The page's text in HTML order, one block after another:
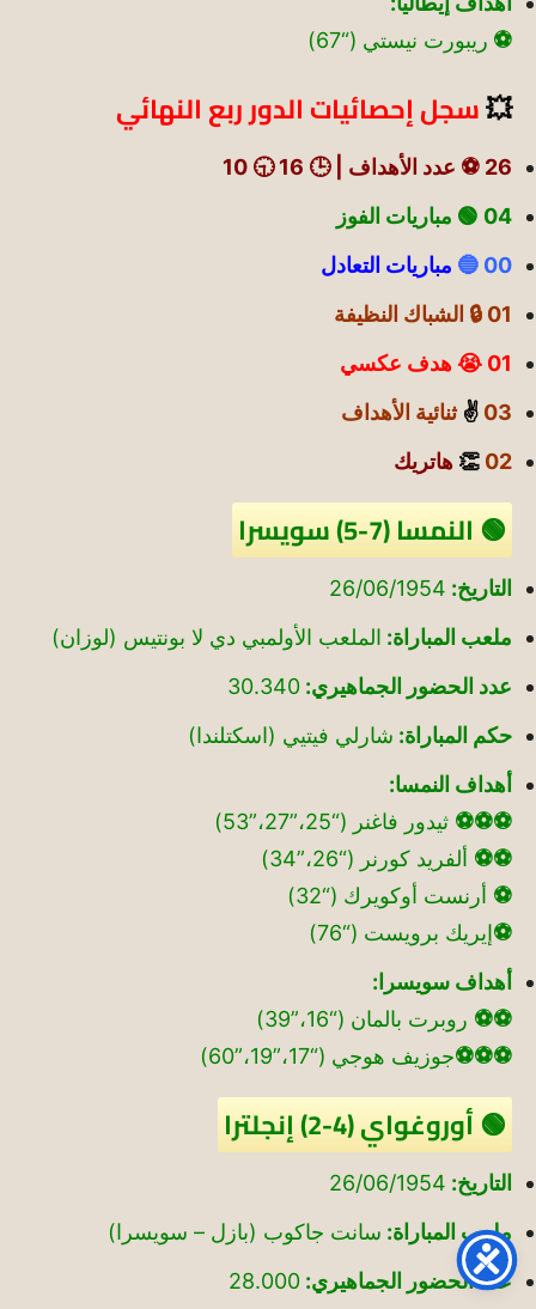
⚽ ريبورت نيستي (“67)
💥سجل إحصائيات الدور ربع النهائي
26 ⚽ عدد الأهداف | 🕒 16 🕤 10
04 🟢
مباريات الفوز
00 🔵
مباريات التعادل
01 🔒 الشباك النظيفة
01 😭 هدف عكسي
03
✌️ ثنائية الأهداف
02
👏 هاتريك
🟢 النمسا (7-5) سويسرا
التاريخ: 26/06/1954
ملعب المباراة: الملعب الأولمبي دي لا بونتيس (لوزان)
عدد الحضور الجماهيري: 30.340
حكم المباراة: شارلي فيتيي (اسكتلندا)
أهداف النمسا:
⚽⚽⚽ ثيدور فاغنر (“25،”27،”53)
⚽⚽ ألفريد كورنر (“26،”34)
⚽ أرنست أوكويرك (“32)
⚽إيريك برويست (“76)
أهداف سويسرا:
⚽⚽ روبرت بالمان (“16،”39)
⚽⚽⚽جوزيف هوجي (“17،”19،”60)
🟢 أوروغواي (4-2) إنجلترا
التاريخ: 26/06/1954
ملعب المباراة: سانت جاكوب (بازل – سويسرا)
عدد الحضور الجماهيري: 28.000